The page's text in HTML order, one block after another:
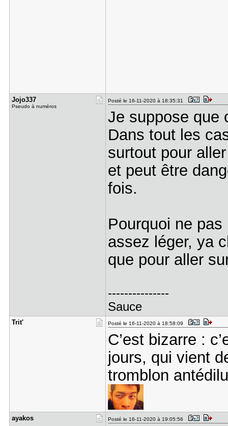
Jojo337
Pseudo à numéros
Posté le 16-11-2020 à 18:35:31
Je suppose que
Dans tout les
surtout pour
et peut être
fois.
Pourquoi ne
assez léger, ya
que pour aller
---------------
Sauce
Trit' Posté le 16-11-2020 à 18:58:09
C’est bizarre :
jours, qui vient
tromblon
ayakos Posté le 16-11-2020 à 19:05:56